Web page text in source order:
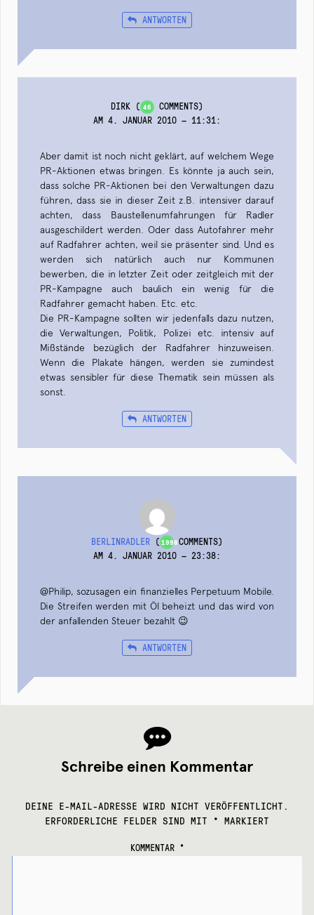
ANTWORTEN
DIRK ( 46 COMMENTS)
AM 4. JANUAR 2010 — 11:31:
Aber damit ist noch nicht geklärt, auf welchem Wege
PR-Aktionen etwas bringen. Es könnte ja auch sein,
dass solche PR-Aktionen bei den Verwaltungen dazu
führen, dass sie in dieser Zeit z.B. intensiver darauf
achten, dass Baustellenumfahrungen für Radler
ausgeschildert werden. Oder dass Autofahrer mehr
auf Radfahrer achten, weil sie präsenter sind. Und es
werden sich natürlich auch nur Kommunen
bewerben, die in letzter Zeit oder zeitgleich mit der
PR-Kampagne auch baulich ein wenig für die
Radfahrer gemacht haben. Etc. etc.
Die PR-Kampagne sollten wir jedenfalls dazu nutzen,
die Verwaltungen, Politik, Polizei etc. intensiv auf
Mißstände bezüglich der Radfahrer hinzuweisen.
Wenn die Plakate hängen, werden sie zumindest
etwas sensibler für diese Thematik sein müssen als
sonst.
ANTWORTEN
BERLINRADLER (1998COMMENTS)
AM 4. JANUAR 2010 — 23:38:
@Philip, sozusagen ein finanzielles Perpetuum Mobile.
Die Streifen werden mit Öl beheizt und das wird von
der anfallenden Steuer bezahlt 😉
ANTWORTEN
Schreibe einen Kommentar
DEINE E-MAIL-ADRESSE WIRD NICHT VERÖFFENTLICHT.
ERFORDERLICHE FELDER SIND MIT * MARKIERT
KOMMENTAR *